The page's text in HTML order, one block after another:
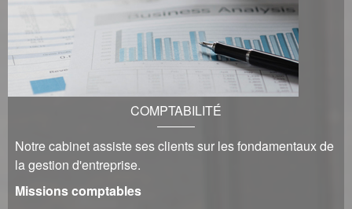
COMPTABILITÉ
Notre cabinet assiste ses clients sur les fondamentaux de
la gestion d'entreprise.
Missions comptables